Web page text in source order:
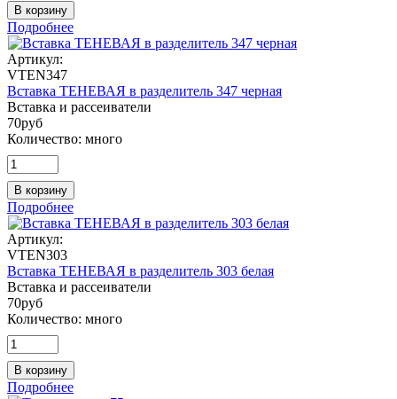
В корзину
Подробнее
Артикул:
VTEN347
Вставка ТЕНЕВАЯ в разделитель 347 черная
Вставка и рассеиватели
70руб
Количество: много
В корзину
Подробнее
Артикул:
VTEN303
Вставка ТЕНЕВАЯ в разделитель 303 белая
Вставка и рассеиватели
70руб
Количество: много
В корзину
Подробнее